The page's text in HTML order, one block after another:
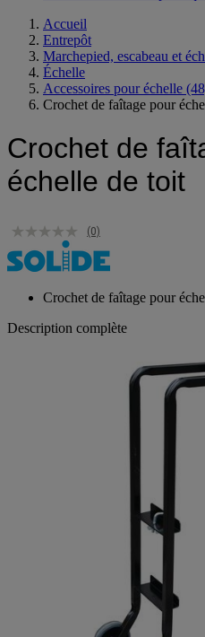
Accueil
Entrepôt
Marchepied, escabeau et
Échelle
Accessoires pour échelle
Crochet de
échelle de toit